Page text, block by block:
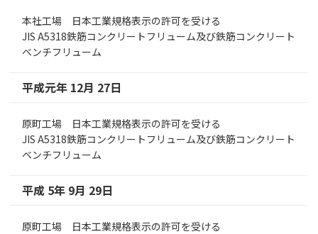
本社工場 日本工業規格表示の許可を受ける
JIS A5318鉄筋コンクリートフリューム及び鉄筋コンクリート
ベンチフリューム
平成元年 12月 27日
原町工場 日本工業規格表示の許可を受ける
JIS A5318鉄筋コンクリートフリューム及び鉄筋コンクリート
ベンチフリューム
平成 5年 9月 29日
原町工場 日本工業規格表示の許可を受ける